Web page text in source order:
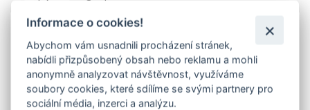
Info Soubory
Zárubně nevedeme skladem - vyrábíme pouze na
zakázku.
Boční a horní část zárubně je vyrobena z L profilu 40 x
40 mm, ve spodní prahové části se většinou používá
pásovina 40/5mm.Součástí zárubně jsou pevně
navařené panty.
Informace o cookies!
Abychom vám usnadnili procházení stránek,
nabídli přizpůsobený obsah nebo reklamu a mohli
anonymně analyzovat návštěvnost, využíváme
soubory cookies, které sdílíme se svými partnery pro
sociální média, inzerci a analýzu.